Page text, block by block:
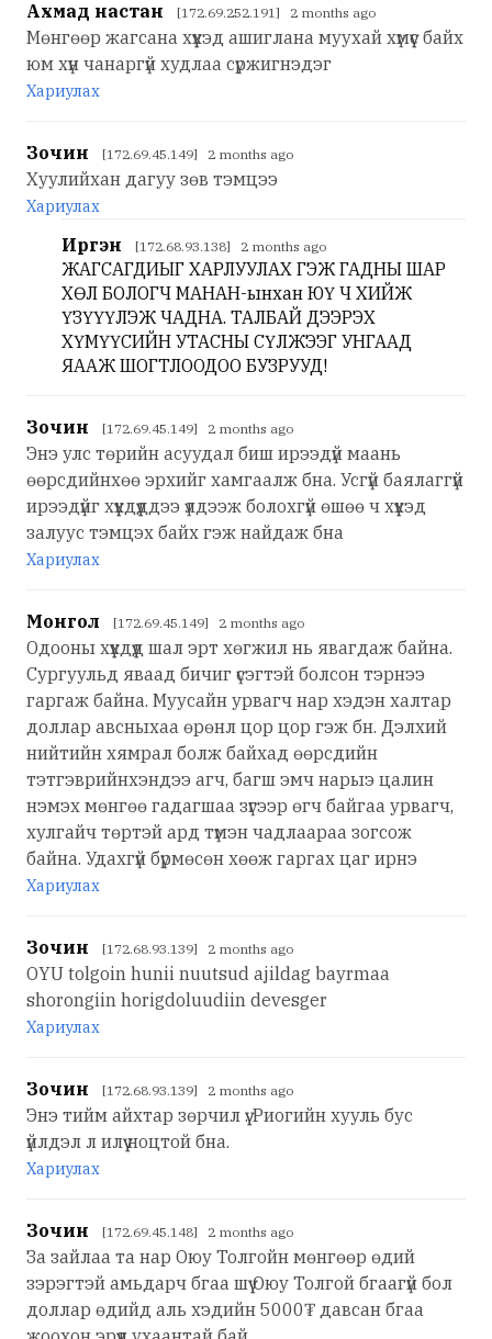
Ахмад настан [172.69.252.191] 2 months ago
Мөнгөөр жагсана хүүхэд ашиглана муухай хүмүүс байх
юм хүн чанаргүй худлаа сүржигнэдэг
Хариулах
Зочин [172.69.45.149] 2 months ago
Хуулийхан дагуу зөв тэмцээ
Хариулах
Иргэн [172.68.93.138] 2 months ago
ЖАГСАГДИЫГ ХАРЛУУЛАХ ГЭЖ ГАДНЫ ШАР
ХӨЛ БОЛОГЧ МАНАН-ынхан ЮҮ Ч ХИЙЖ
ҮЗҮҮҮЛЭЖ ЧАДНА. ТАЛБАЙ ДЭЭРЭХ
ХҮМҮҮСИЙН УТАСНЫ СҮЛЖЭЭГ УНГААД
ЯААЖ ШОГТЛООДОО БУЗРУУД!
Зочин [172.69.45.149] 2 months ago
Энэ улс төрийн асуудал биш ирээдүй маань
өөрсдийнхөө эрхийг хамгаалж бна. Усгүй баялаггүй
ирээдүйг хүүхдүүддээ үлдээж болохгүй өшөө ч хүүхэд
залуус тэмцэх байх гэж найдаж бна
Хариулах
Монгол [172.69.45.149] 2 months ago
Одооны хүүхдүүд шал эрт хөгжил нь явагдаж байна.
Сургуульд яваад бичиг үсэгтэй болсон тэрнээ
гаргаж байна. Муусайн урвагч нар хэдэн халтар
доллар авсныхаа өрөнл цор цор гэж бн. Дэлхий
нийтийн хямрал болж байхад өөрсдийн
тэтгэврийнхэндээ агч, багш эмч нарыэ цалин
нэмэх мөнгөө гадагшаа зүгээр өгч байгаа урвагч,
хулгайч төртэй ард түмэн чадлаараа зогсож
байна. Удахгүй бүрмөсөн хөөж гаргах цаг ирнэ
Хариулах
Зочин [172.68.93.139] 2 months ago
OYU tolgoin hunii nuutsud ajildag bayrmaa
shorongiin horigdoluudiin devesger
Хариулах
Зочин [172.68.93.139] 2 months ago
Энэ тийм айхтар зөрчил үү. Риогийн хууль бус
үйлдэл л илүү ноцтой бна.
Хариулах
Зочин [172.69.45.148] 2 months ago
За зайлаа та нар Оюу Толгойн мөнгөөр өдий
зэрэгтэй амьдарч бгаа шүү Оюу Толгой бгаагүй бол
доллар өдийд аль хэдийн 5000₮ давсан бгаа